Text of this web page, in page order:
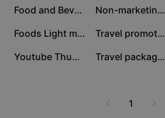
Dreamina Seedance 2.0 Launch
Food and Beverage,Promotion,image,text,red
Non-marketing Youtube End Screen Journey
Foods Light meal Product Display Retro Style
Travel promotion Vacation sea information
Youtube Thumbnail- Healthy Journey Vlog
Travel package promotion instagram story
1